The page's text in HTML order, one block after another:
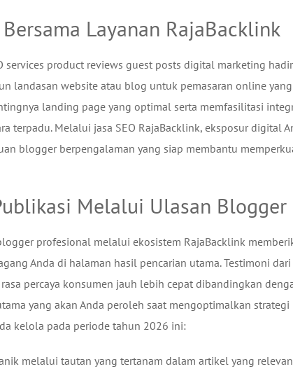
Layanan RajaBacklink
services product reviews guest posts digital marketing
landasan website atau blog untuk pemasaran online
landing page yang optimal serta memfasilitasi
terpadu. Melalui jasa SEO RajaBacklink, eksposur digital
blogger berpengalaman yang siap membantu
Melalui Ulasan Blogger
profesional melalui ekosistem RajaBacklink
Anda di halaman hasil pencarian utama. Testimoni
percaya konsumen jauh lebih cepat dibandingkan
yang akan Anda peroleh saat mengoptimalkan
kelola pada periode tahun 2026 ini:
melalui tautan yang tertanam dalam artikel yang